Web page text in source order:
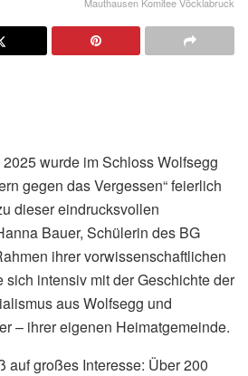
wurde im Schloss Wolfsegg
gegen das Vergessen“ feierlich
dieser eindrucksvollen
Bauer, Schülerin des BG
ihrer vorwissenschaftlichen
sich intensiv mit der Geschichte der
aus Wolfsegg und
– ihrer eigenen Heimatgemeinde.
auf großes Interesse: Über 200